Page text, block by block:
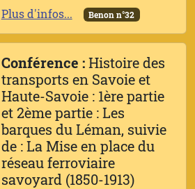
Plus d'infos...
Benon n°32
Conférence :Histoire des
transports en Savoie et
Haute-Savoie : 1ère partie
et 2ème partie : Les
barques du Léman, suivie
de : La Mise en place du
réseau ferroviaire
savoyard (1850-1913)